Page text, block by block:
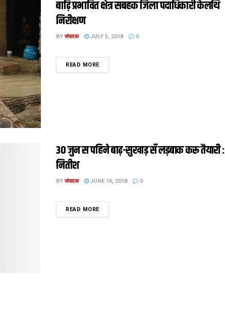
बाढ़ि प्रभावित क्षेत्र सबहक जिला पदाधिकारी केलथि
निरीक्षण
BY संपादक JULY 5, 2018 0
READ MOREDETAILS
30 जुन स पहिने बाढ़-सुखाड़ सँ लड़बाक करू तैयारी :
नितीश
BY संपादक JUNE 16, 2018 0
READ MOREDETAILS